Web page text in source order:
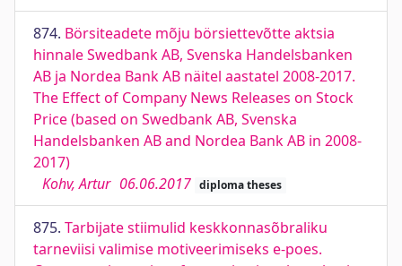
874. Börsiteadete mõju börsiettevõtte aktsia
hinnale Swedbank AB, Svenska Handelsbanken
AB ja Nordea Bank AB näitel aastatel 2008-2017.
The Effect of Company News Releases on Stock
Price (based on Swedbank AB, Svenska
Handelsbanken AB and Nordea Bank AB in 2008-
2017)
Kohv, Artur 06.06.2017 diploma theses
875. Tarbijate stiimulid keskkonnasõbraliku
tarneviisi valimise motiveerimiseks e-poes.